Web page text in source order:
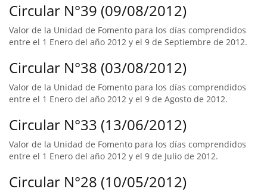
Circular N°39 (09/08/2012)
Valor de la Unidad de Fomento para los días comprendidos
entre el 1 Enero del año 2012 y el 9 de Septiembre de 2012.
Circular N°38 (03/08/2012)
Valor de la Unidad de Fomento para los días comprendidos
entre el 1 Enero del año 2012 y el 9 de Agosto de 2012.
Circular N°33 (13/06/2012)
Valor de la Unidad de Fomento para los días comprendidos
entre el 1 Enero del año 2012 y el 9 de Julio de 2012.
Circular N°28 (10/05/2012)